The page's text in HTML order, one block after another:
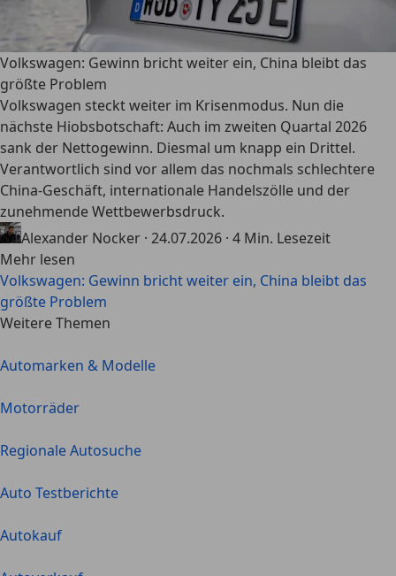
Volkswagen: Gewinn bricht weiter ein, China bleibt das
größte Problem
Volkswagen steckt weiter im Krisenmodus. Nun die
nächste Hiobsbotschaft: Auch im zweiten Quartal 2026
sank der Nettogewinn. Diesmal um knapp ein Drittel.
Verantwortlich sind vor allem das nochmals schlechtere
China-Geschäft, internationale Handelszölle und der
zunehmende Wettbewerbsdruck.
Alexander Nocker · 24.07.2026 · 4 Min. Lesezeit
Mehr lesen
Volkswagen: Gewinn bricht weiter ein, China bleibt das
größte Problem
Weitere Themen
Automarken & Modelle
Motorräder
Regionale Autosuche
Auto Testberichte
Autokauf